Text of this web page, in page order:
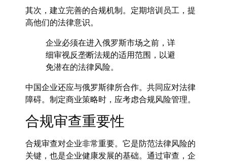
其次，建立完善的合规机制。定期培训员工，提
高他们的法律意识。
企业必须在进入俄罗斯市场之前，详
细审视反垄断法规的适用范围，以避
免潜在的法律风险。
中国企业还应与俄罗斯律所合作。共同应对法律
障碍。制定商业策略时，应考虑合规风险管理。
合规审查重要性
合规审查对企业非常重要。它是防范法律风险的
关键，也是企业健康发展的基础。通过审查，企